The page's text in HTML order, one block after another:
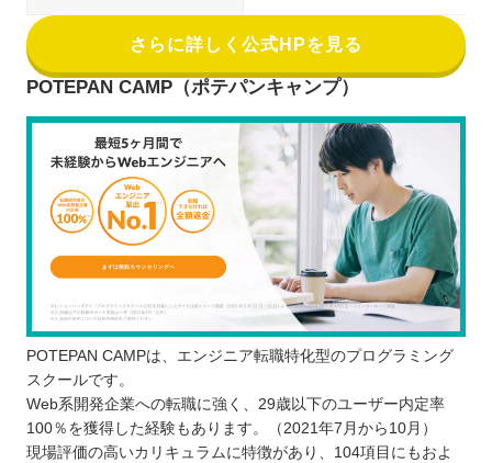
さらに詳しく公式HPを見る
POTEPAN CAMP（ポテパンキャンプ）
POTEPAN CAMPは、エンジニア転職特化型のプログラミング
スクールです。
Web系開発企業への転職に強く、29歳以下のユーザー内定率
100％を獲得した経験もあります。（2021年7月から10月）
現場評価の高いカリキュラムに特徴があり、104項目にもおよ